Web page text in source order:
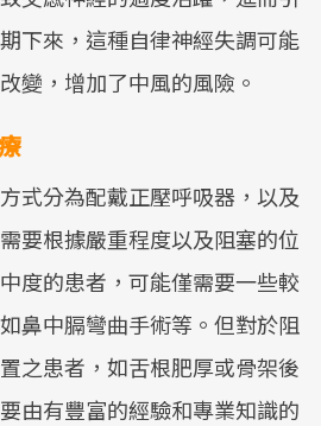
下來，這種自律神經失調可能
變，增加了中風的風險。
式分為配戴正壓呼吸器，以及
要根據嚴重程度以及阻塞的位
度的患者，可能僅需要一些較
鼻中膈彎曲手術等。但對於阻
之患者，如舌根肥厚或骨架後
由有豐富的經驗和專業知識的